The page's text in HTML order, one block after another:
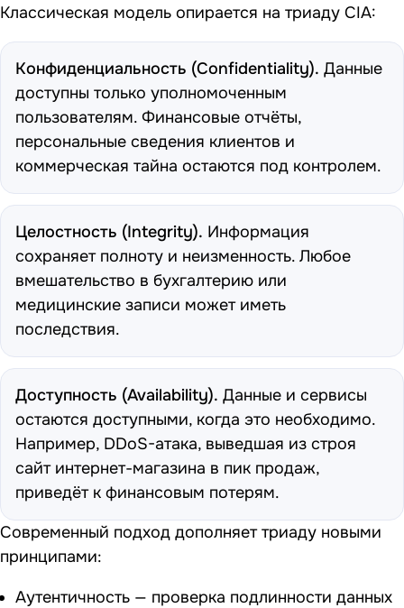
Классическая модель опирается на триаду CIA:
Конфиденциальность (Confidentiality). Данные
доступны только уполномоченным
пользователям. Финансовые отчёты,
персональные сведения клиентов и
коммерческая тайна остаются под контролем.
Целостность (Integrity). Информация
сохраняет полноту и неизменность. Любое
вмешательство в бухгалтерию или
медицинские записи может иметь
последствия.
Доступность (Availability). Данные и сервисы
остаются доступными, когда это необходимо.
Например, DDoS-атака, выведшая из строя
сайт интернет-магазина в пик продаж,
приведёт к финансовым потерям.
Современный подход дополняет триаду новыми
принципами:
Аутентичность — проверка подлинности данных